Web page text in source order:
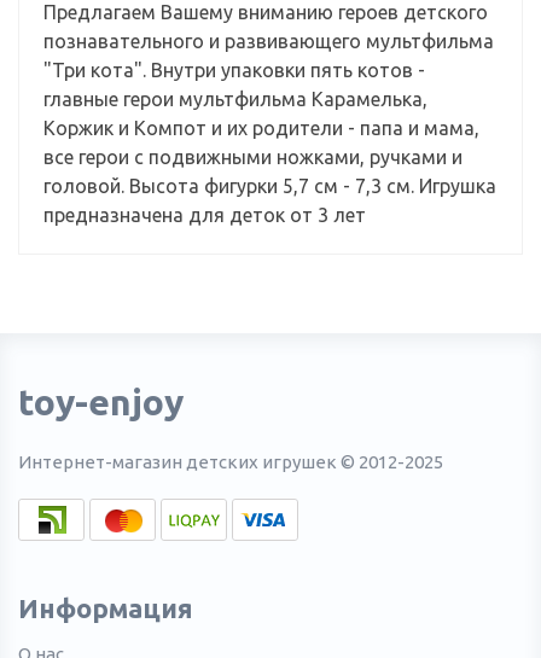
Предлагаем Вашему вниманию героев детского
познавательного и развивающего мультфильма
"Три кота". Внутри упаковки пять котов -
главные герои мультфильма Карамелька,
Коржик и Компот и их родители - папа и мама,
все герои с подвижными ножками, ручками и
головой. Высота фигурки 5,7 см - 7,3 см. Игрушка
предназначена для деток от 3 лет
toy-enjoy
Интернет-магазин детских игрушек © 2012-2025
Информация
О нас